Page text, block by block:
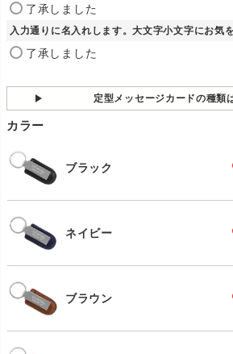
了承しました
入力通りに名入れします。大文字小文字にお気
了承しました
定型メッセージカードの種類
カラー
ブラック
ネイビー
ブラウン